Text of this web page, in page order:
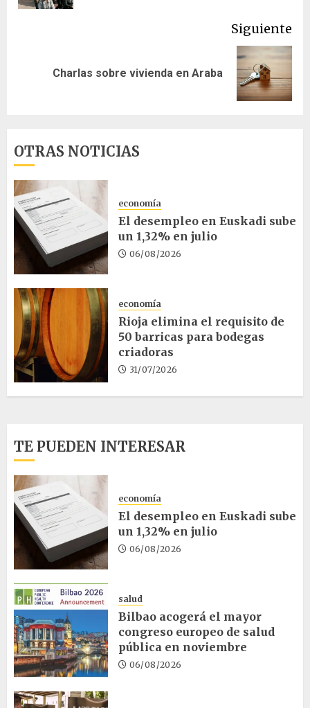
Siguiente
SiguienteCharlas sobre vivienda en Araba
OTRAS NOTICIAS
economía
El desempleo en Euskadi sube
un 1,32% en julio
06/08/2026
economía
Rioja elimina el requisito de
50 barricas para bodegas
criadoras
31/07/2026
TE PUEDEN INTERESAR
economía
El desempleo en Euskadi sube
un 1,32% en julio
06/08/2026
salud
Bilbao acogerá el mayor
congreso europeo de salud
pública en noviembre
06/08/2026